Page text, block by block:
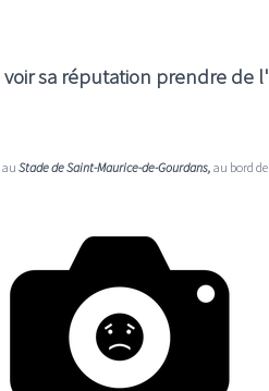
voir sa réputation prendre de
Stade de Saint-Maurice-de-Gourdans, au bord